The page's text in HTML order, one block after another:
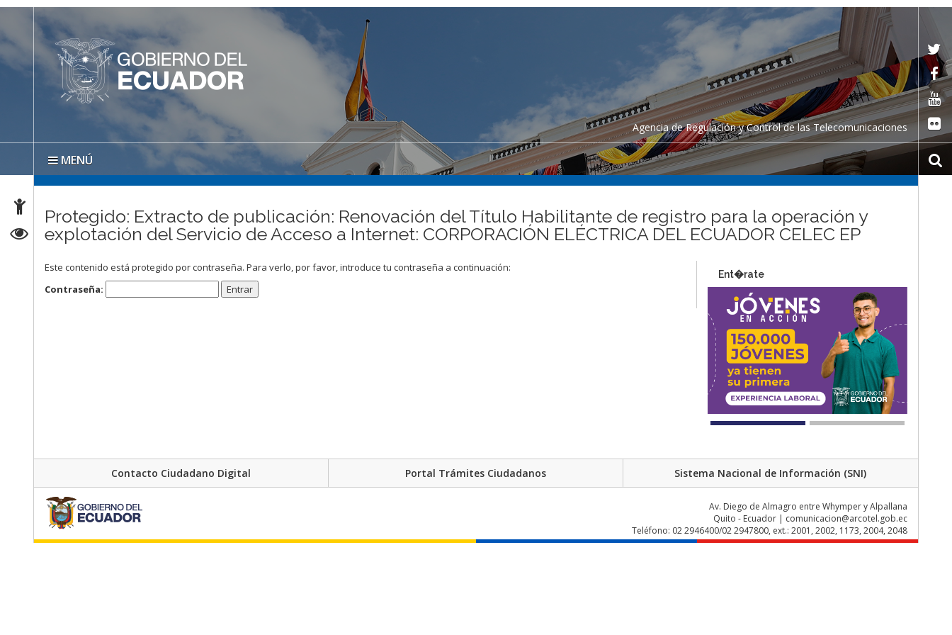
Agencia de Regulación y Control de las Telecomunicaciones
MENÚ
Protegido: Extracto de publicación: Renovación del Título Habilitante de registro para la operación y
explotación del Servicio de Acceso a Internet: CORPORACIÓN ELÉCTRICA DEL ECUADOR CELEC EP
Este contenido está protegido por contraseña. Para verlo, por favor, introduce tu contraseña a continuación:
Contraseña:
Ent�rate
Contacto Ciudadano Digital Portal Trámites Ciudadanos Sistema Nacional de Información (SNI)
Av. Diego de Almagro entre Whymper y Alpallana
Quito - Ecuador | comunicacion@arcotel.gob.ec
Teléfono: 02 2946400/02 2947800, ext.: 2001, 2002, 1173, 2004, 2048